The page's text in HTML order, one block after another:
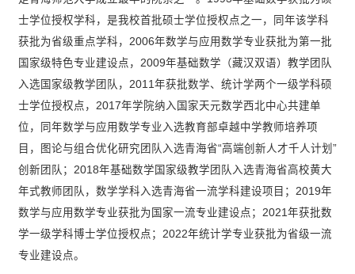
士学位授权学科，是我校首批硕士学位授权点之一，同年该学科
获批为省级重点学科，2006年数学与应用数学专业获批为第一批
国家级特色专业建设点，2009年基础数学（藏汉双语）教学团队
入选国家级教学团队，2011年获批数学、统计学两个一级学科硕
士学位授权点，2017年学院纳入国家天元数学西北中心共建单
位，同年数学与应用数学专业入选教育部卓越中学教师培养项
目，图论与组合优化研究团队入选青海省“高端创新人才千人计划”
创新团队；2018年基础数学国家级教学团队入选青海省高校黄大
年式教师团队，数学学科入选青海省一流学科建设项目；2019年
数学与应用数学专业获批为国家一流专业建设点；2021年获批数
学一级学科博士学位授权点；2022年统计学专业获批为省级一流
专业建设点。